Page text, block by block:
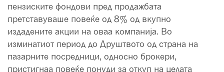
пензиските фондови пред продажбата
претставуваше повеќе од 8% од вкупно
издадените акции на оваа компанија. Во
изминатиот период до Друштвото од страна на
пазарните посредници, односно брокери,
пристигнаа повеќе понуди за откуп на целата